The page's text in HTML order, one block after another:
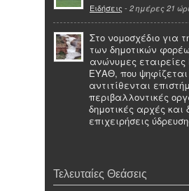
Ειδήσεις - 2 ημέρες 21
Στο νομοσχέδιο για
των δημοτικών
ανώνυμες
ΕΥΑΘ, που
αντιτίθενται
περιβαλλοντικές
δημοτικές αρχές και
επιχειρήσεις
Τελευταίες Θεάσεις